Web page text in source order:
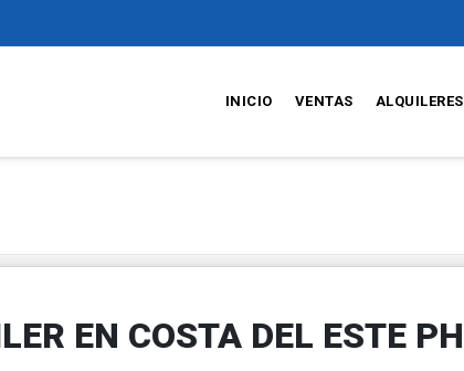
INICIO VENTAS ALQUILERES
EN COSTA DEL ESTE PH